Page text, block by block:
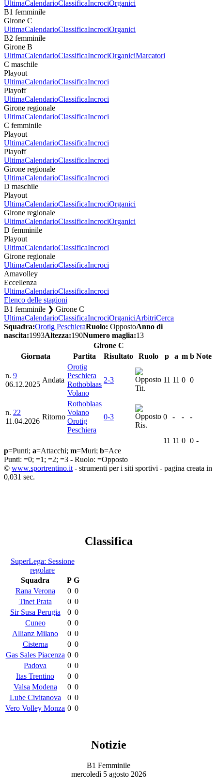
UltimaCalendarioClassificaIncrociOrganici
B1 femminile
Girone C
UltimaCalendarioClassificaIncrociOrganici
B2 femminile
Girone B
UltimaCalendarioClassificaIncrociOrganiciMarcatori
C maschile
Playout
UltimaCalendarioClassificaIncroci
Playoff
UltimaCalendarioClassificaIncroci
Girone regionale
UltimaCalendarioClassificaIncroci
C femminile
Playout
UltimaCalendarioClassificaIncroci
Playoff
UltimaCalendarioClassificaIncroci
Girone regionale
UltimaCalendarioClassificaIncroci
D maschile
Playout
UltimaCalendarioClassificaIncrociOrganici
Girone regionale
UltimaCalendarioClassificaIncrociOrganici
D femminile
Playout
UltimaCalendarioClassificaIncroci
Girone regionale
UltimaCalendarioClassificaIncroci
Amavolley
Eccellenza
UltimaCalendarioClassificaIncroci
Elenco delle stagioni
B1 femminile ❯ Girone C
UltimaCalendarioClassificaIncrociOrganiciArbitriCerca
Squadra:Orotig PeschieraRuolo: OppostoAnno di
nascita:1993Altezza:190Numero maglia:13
Girone C
Giornata
Partita Risultato Ruolo p a m b Note
n. 9
06.12.2025
Andata
Orotig
Peschiera
Rothoblaas
Volano
2-3
Tit.
11 11 0 0
n. 22
11.04.2026
Ritorno
Rothoblaas
Volano
Orotig
Peschiera
0-3
Ris.
0 - - -
11 11 0 0 -
p=Punti; a=Attacchi; m=Muri; b=Ace
Punti: =0; =1; =2; =3 - Ruolo: =Opposto
© www.sportrentino.it - strumenti per i siti sportivi - pagina creata in
0,031 sec.
Classifica
SuperLega: Sessione
regolare
Squadra
P G
Rana Verona
0 0
Tinet Prata
0 0
Sir Susa Perugia
0 0
Cuneo
0 0
Allianz Milano
0 0
Cisterna
0 0
Gas Sales Piacenza 0 0
Padova
0 0
Itas Trentino
0 0
Valsa Modena
0 0
Lube Civitanova
0 0
Vero Volley Monza 0 0
Notizie
B1 Femminile
mercoledì 5 agosto 2026